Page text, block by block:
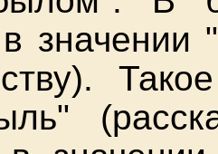
значении